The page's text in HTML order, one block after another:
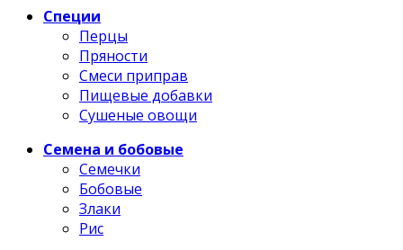
Специи
Перцы
Пряности
Смеси приправ
Пищевые добавки
Сушеные овощи
Семена и бобовые
Семечки
Бобовые
Злаки
Рис